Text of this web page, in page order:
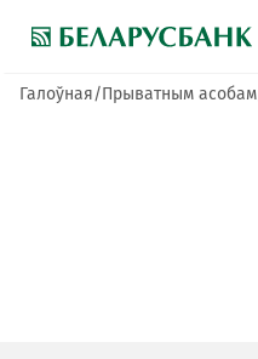
Галоўная Прыватным асобам